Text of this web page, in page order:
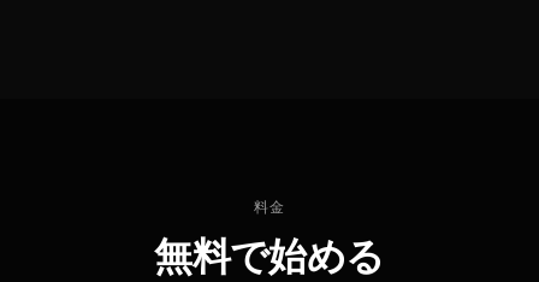
料金
無料で始める